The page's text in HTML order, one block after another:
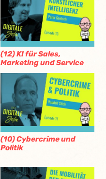
(12) KI für Sales,
Marketing und Service
(10) Cybercrime und
Politik